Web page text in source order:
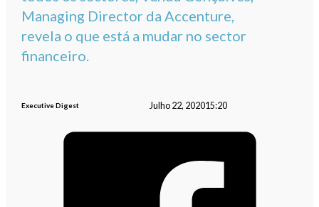
Managing Director da Accenture,
revela o que está a mudar no sector
financeiro.
Executive Digest Julho 22, 202015:20